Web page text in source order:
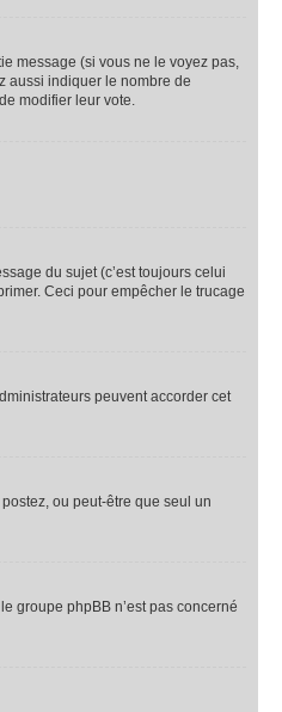
message (si vous ne le voyez pas,
aussi indiquer le nombre de
modifier leur vote.
du sujet (c’est toujours celui
Ceci pour empêcher le trucage
peuvent accorder cet
ou peut-être que seul un
groupe phpBB n’est pas concerné